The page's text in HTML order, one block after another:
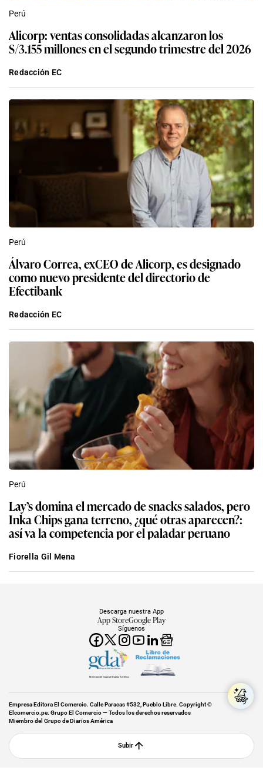
Perú
Alicorp: ventas consolidadas alcanzaron los
S/3.155 millones en el segundo trimestre del 2026
Redacción EC
Perú
Álvaro Correa, exCEO de Alicorp, es designado
como nuevo presidente del directorio de
Efectibank
Redacción EC
Perú
Lay’s domina el mercado de snacks salados, pero
Inka Chips gana terreno, ¿qué otras aparecen?:
así va la competencia por el paladar peruano
Fiorella Gil Mena
Síguenos
Descarga nuestra App
App StoreGoogle Play
Miembro del Grupo de Diarios América
Empresa Editora El Comercio. Calle Paracas #532, Pueblo Libre. Copyright ©
Elcomercio.pe. Grupo El Comercio — Todos los derechos reservados
Miembro del Grupo de Diarios América
Subir